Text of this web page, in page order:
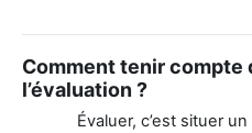
Comment tenir compte
l’évaluation ?
Évaluer, c’est situer